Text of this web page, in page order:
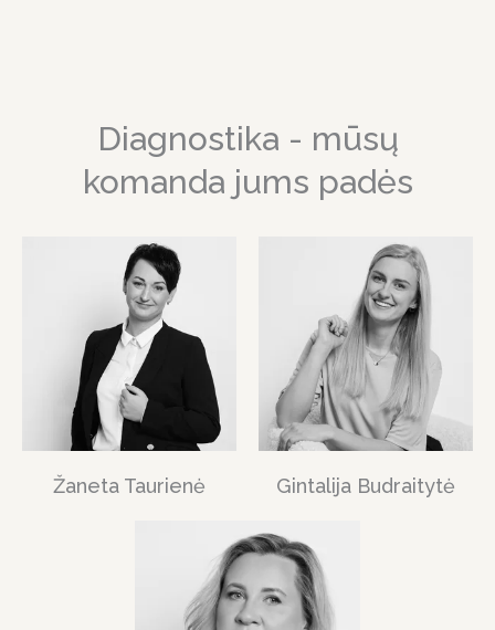
Diagnostika - mūsų
komanda jums padės
Žaneta Taurienė Gintalija Budraitytė